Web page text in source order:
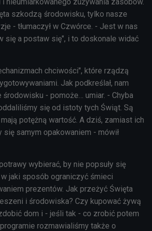
szkodzą środowisku, tylko nasze
- tłumaczył w Czwórce. - Jest w nas
się a postaw się", i to doskonale widać
chciwości", które rządzą
Jak podkreślał, nam
środowisku - pomoże… umiar. - Chyba
się od istoty tych Świąt. Są
potężną wartość. A dziś, zamiast ich
się samym opakowaniem - mówił
wybierać, by nie popsuły się
jaki sposób ograniczyć śmieci
prezentów. Jak przeżyć Święta
i środowiska? Czy kupować żywą
dom i - jeśli tak - co zrobić potem
rozmawialiśmy także o